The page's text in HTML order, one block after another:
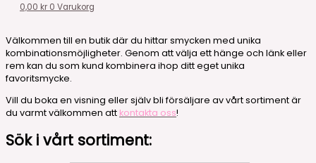
0,00 kr 0 Varukorg
Välkommen till en butik där du hittar smycken med unika
kombinationsmöjligheter. Genom att välja ett hänge och länk eller
rem kan du som kund kombinera ihop ditt eget unika
favoritsmycke.
Vill du boka en visning eller själv bli försäljare av vårt sortiment är
du varmt välkommen att kontakta oss!
Sök i vårt sortiment: